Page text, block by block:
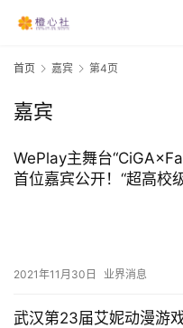
首页 嘉宾 第4页
嘉宾
WePlay主舞台
首位嘉宾公开！“超高校
2021年11月30日 业界消息
武汉第23届艾妮动漫游